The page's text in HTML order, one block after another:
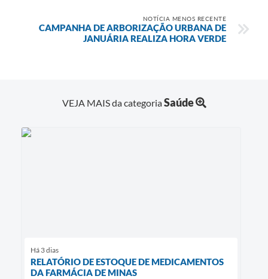
NOTÍCIA MENOS RECENTE
CAMPANHA DE ARBORIZAÇÃO URBANA DE
JANUÁRIA REALIZA HORA VERDE
VEJA MAIS da categoriaSaúde
Há 3 dias
RELATÓRIO DE ESTOQUE DE MEDICAMENTOS
DA FARMÁCIA DE MINAS